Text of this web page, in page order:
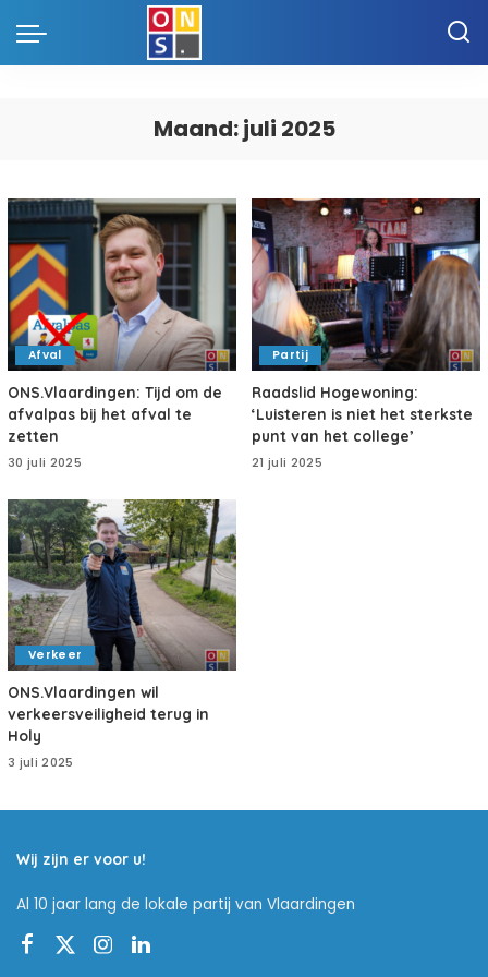
Maand:juli 2025
Afval
ONS.Vlaardingen: Tijd om de
afvalpas bij het afval te
zetten
30 juli 2025
Partij
Raadslid Hogewoning:
‘Luisteren is niet het sterkste
punt van het college’
21 juli 2025
Verkeer
ONS.Vlaardingen wil
verkeersveiligheid terug in
Holy
3 juli 2025
Wij zijn er voor u!
Al 10 jaar lang de lokale partij van Vlaardingen